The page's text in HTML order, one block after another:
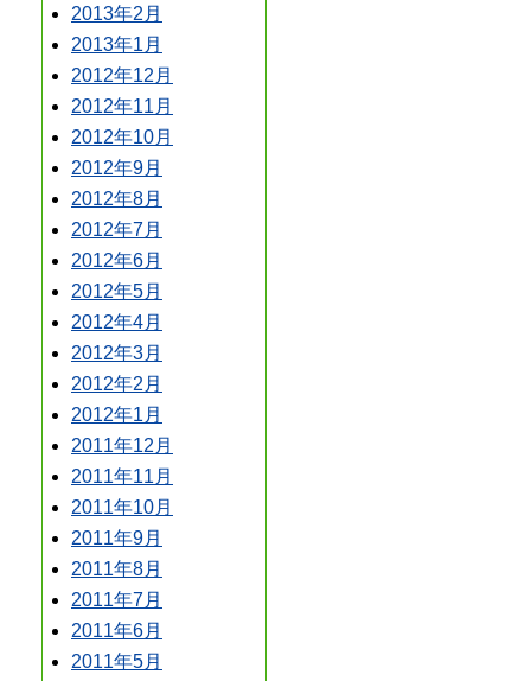
2013年2月
2013年1月
2012年12月
2012年11月
2012年10月
2012年9月
2012年8月
2012年7月
2012年6月
2012年5月
2012年4月
2012年3月
2012年2月
2012年1月
2011年12月
2011年11月
2011年10月
2011年9月
2011年8月
2011年7月
2011年6月
2011年5月